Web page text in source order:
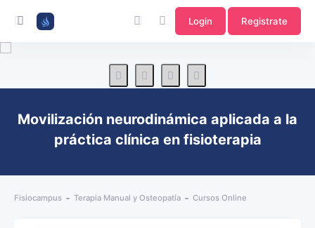
Login Registrate
Movilización neurodinámica aplicada a la
práctica clínica en fisioterapia
Fisiocampus Terapia Manual y Osteopatía Cursos Online